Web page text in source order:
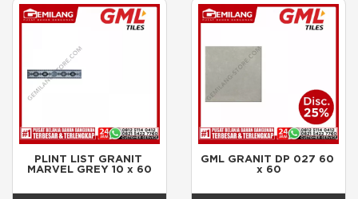
PLINT LIST GRANIT
MARVEL GREY 10 x 60
GML GRANIT DP 027 60
x 60